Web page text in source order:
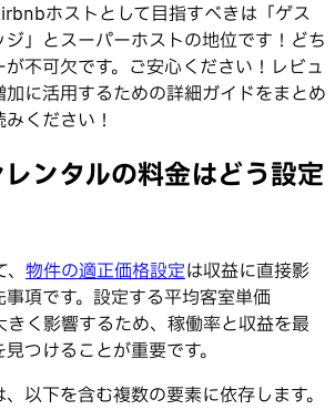
ホストとして目指すべきは「ゲス
ジ」とスーパーホストの地位です！どち
不可欠です。ご安心ください！レビュ
に活用するための詳細ガイドをまとめ
ください！
ンタルの料金はどう設定
物件の適正価格設定は収益に直接影
項です。設定する平均客室単価
きく影響するため、稼働率と収益を最
つけることが重要です。
以下を含む複数の要素に依存します。